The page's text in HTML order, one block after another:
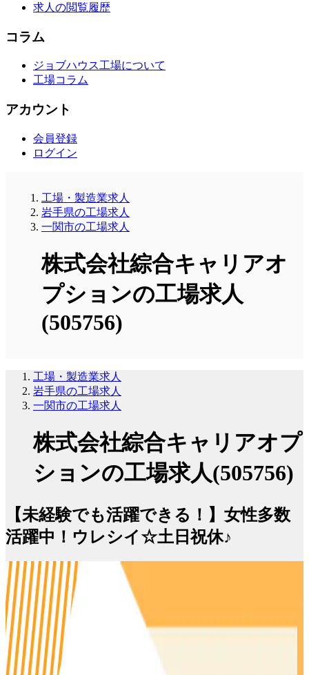
求人の閲覧履歴
コラム
ジョブハウス工場について
工場コラム
アカウント
会員登録
ログイン
工場・製造業求人
岩手県の工場求人
一関市の工場求人
株式会社綜合キャリアオ
プションの工場求人
(505756)
工場・製造業求人
岩手県の工場求人
一関市の工場求人
株式会社綜合キャリアオプ
ションの工場求人(505756)
【未経験でも活躍できる！】女性多数
活躍中！ウレシイ☆土日祝休♪